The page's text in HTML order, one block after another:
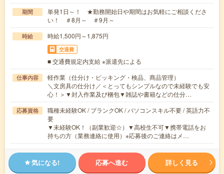
期間
単発1日～！ ★勤務開始日や期間はお気軽にご相談くださ
い！ ＃8月～ ＃9月～
時給 時給1,500円～1,875円
交通費
■ 交通費規定内支給 ※派遣先による
仕事内容
軽作業（仕分け・ピッキング・検品、商品管理）
＼文房具の仕分け／＜とってもシンプルなので未経験でも安
心！＞▼封入作業及び梱包▼雑誌や書籍などの仕分…
応募資格
職種未経験OK / ブランクOK / パソコンスキル不要 / 英語力不
要
▼未経験OK！（副業歓迎☆）▼高校生不可▼携帯電話をお
持ちの方（業務連絡に使用）※応募後のご連絡はメ…
気になる! 応募へ進む 詳しく見る